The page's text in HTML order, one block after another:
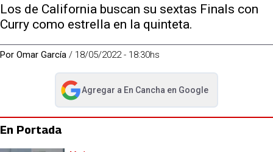
Los de California buscan su sextas Finals con
Curry como estrella en la quinteta.
Por Omar García / 18/05/2022 - 18:30hs
Agregar a En Cancha en Google
abre en nueva pestaña
En Portada